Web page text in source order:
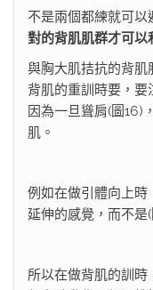
不是兩個都練就可以
對的背肌肌群才可以
與胸大肌拮抗的背肌
背肌的重訓時要，要
因為一旦聳肩(圖16)
肌。
例如在做引體向上時
延伸的感覺，而不是
所以在做背肌的訓時